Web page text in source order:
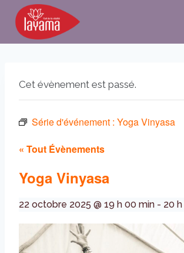
Aller
contenu
Cet évènement est passé.
Série d'événement : Yoga Vinyasa
« Tout Évènements
Yoga Vinyasa
22 octobre 2025 @ 19 h 00 min - 20